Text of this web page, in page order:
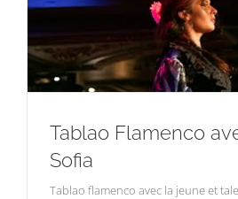
Tablao Flamenco
Sofia
Tablao flamenco avec la jeune et